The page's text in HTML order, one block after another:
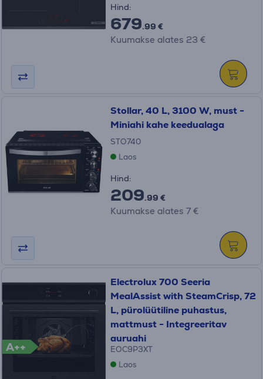
Hind:
679.99 €
Kuumakse alates 23 €
Stollar, 40 L, 3100 W, must -
Miniahi kahe keedualaga
STO740
Laos
Hind:
209.99 €
Kuumakse alates 7 €
A++
Electrolux 700 Seeria
MealAssist with SteamCrisp, 72
L, pürolüütiline puhastus,
mattmust - Integreeritav
auruahi
EOC9P3XT
Laos